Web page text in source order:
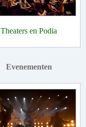
Theaters en Podia
Evenementen